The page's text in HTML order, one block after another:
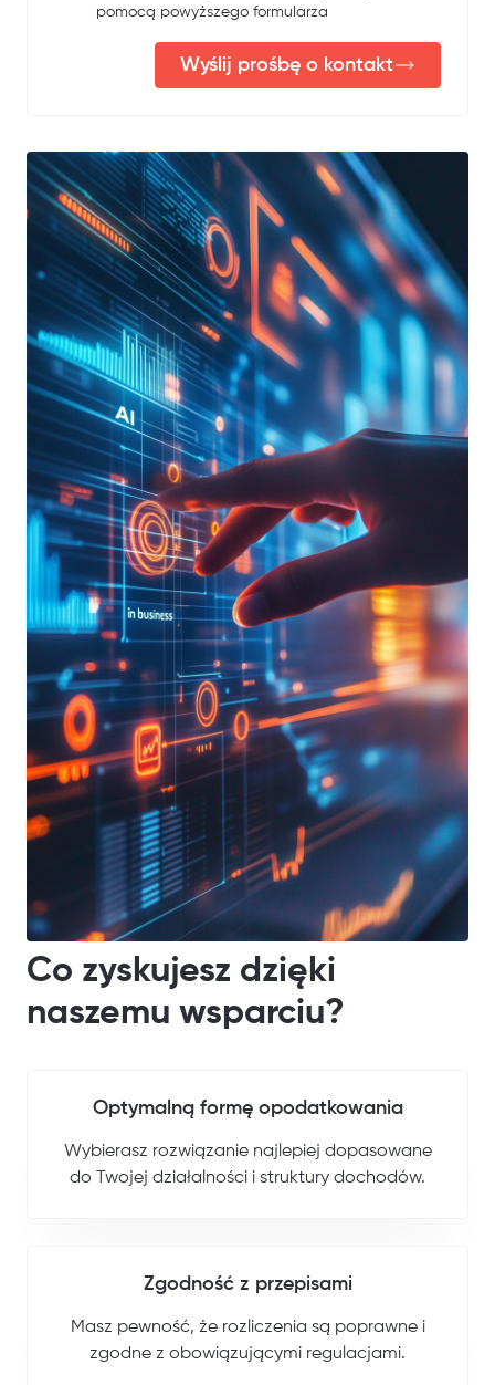
pomocą powyższego formularza
Wyślij prośbę o kontakt
Co zyskujesz dzięki
naszemu wsparciu?
Optymalną formę opodatkowania
Wybierasz rozwiązanie najlepiej dopasowane
do Twojej działalności i struktury dochodów.
Zgodność z przepisami
Masz pewność, że rozliczenia są poprawne i
zgodne z obowiązującymi regulacjami.